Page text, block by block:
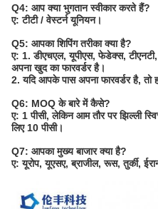
Q4: आप क्या भुगतान स्वीकार करते हैं?
ए: टीटी / वेस्टर्न यूनियन।
Q5: आपका शिपिंग तरीका क्या है?
ए: 1. डीएचएल, यूपीएस, फेडेक्स, टीएनटी,
अपना खुद का फारवर्डर है।
2. यदि आपके पास अपना फारवर्डर है,
Q6: MOQ के बारे में कैसे?
ए: 1 पीसी, लेकिन आम तौर पर झिल्ली
लिए 10 पीसी।
Q7: आपका मुख्य बाजार क्या है?
ए: यूरोप, यूएसए, ब्राजील, रूस, तुर्की,